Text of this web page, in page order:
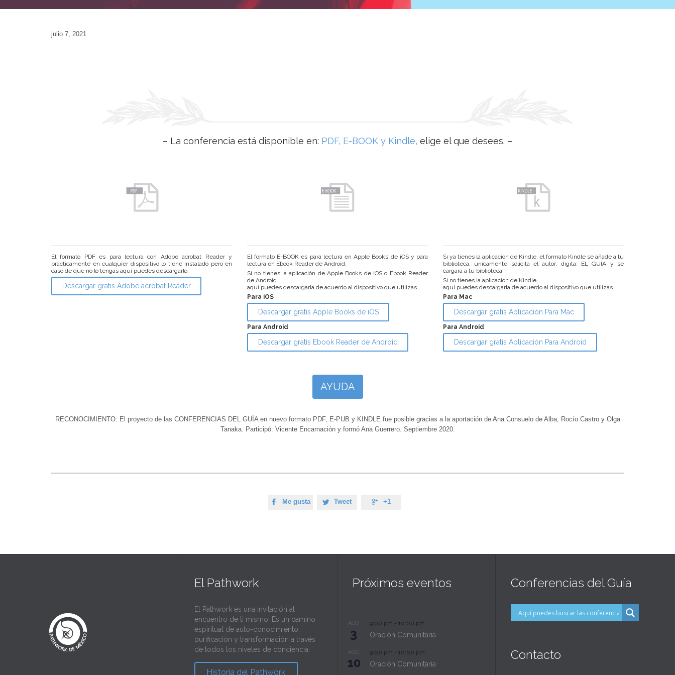
julio 7, 2021
– La conferencia está disponible en: PDF, E-BOOK y Kindle, elige el que desees. –
El formato PDF es para lectura con Adobe acrobat Reader y
prácticamente en cualquier dispositivo lo tiene instalado pero en
caso de que no lo tengas aquí puedes descargarlo.
Descargar gratis Adobe acrobat Reader
El formato E-BOOK es para lectura en Apple Books de iOS y para
lectura en Ebook Reader de Android.
Si no tienes la aplicación de Apple Books de iOS o Ebook Reader
de Android
aquí puedes descargarla de acuerdo al dispositivo que utilizas.
Para iOS
Descargar gratis Apple Books de iOS
Para Android
Descargar gratis Ebook Reader de Android
Si ya tienes la aplicación de Kindle, el formato Kindle se añade a tu
biblioteca, unicamente solicita el autor, digita: EL GUIA y se
cargará a tu biblioteca.
Si no tienes la aplicación de Kindle,
aquí puedes descargarla de acuerdo al dispositivo que utilizas.
Para Mac
Descargar gratis Aplicación Para Mac
Para Android
Descargar gratis Aplicación Para Android
AYUDA
RECONOCIMIENTO: El proyecto de las CONFERENCIAS DEL GUÍA en nuevo formato PDF, E-PUB y KINDLE fue posible gracias a la aportación de Ana Consuelo de Alba, Rocío Castro y Olga
Tanaka. Participó: Vicente Encarnación y formó Ana Guerrero. Septiembre 2020.
 Me gusta  Tweet  +1
El Pathwork
El Pathwork es una invitación al
encuentro de ti mismo. Es un camino
espiritual de auto-conocimiento,
purificación y transformación a través
de todos los niveles de conciencia.
Historia del Pathwork
Próximos eventos
AGO
3
9:00 pm - 10:00 pm
Oración Comunitaria
AGO
10
9:00 pm - 10:00 pm
Oración Comunitaria
Conferencias del Guía
Contacto